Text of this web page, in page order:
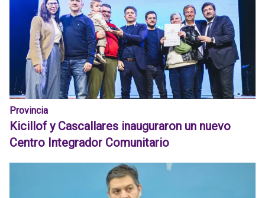
Provincia
Kicillof y Cascallares inauguraron un nuevo
Centro Integrador Comunitario